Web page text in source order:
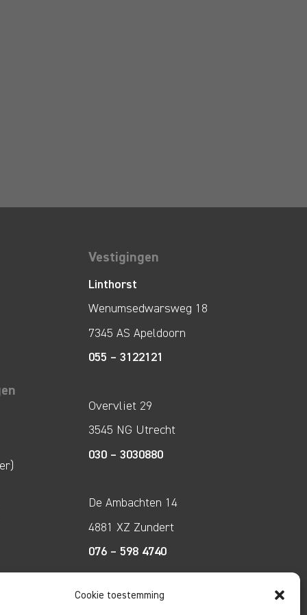
Cookie toestemming
Vestigingen
Linthorst
Wenumsedwarsweg 18
7345 AS Apeldoorn
055 – 3122121
Overvliet 29
3545 NG Utrecht
030 – 3030880
De Ambachten 14
4881 XZ Zundert
076 – 598 4740
Tecco Techniek